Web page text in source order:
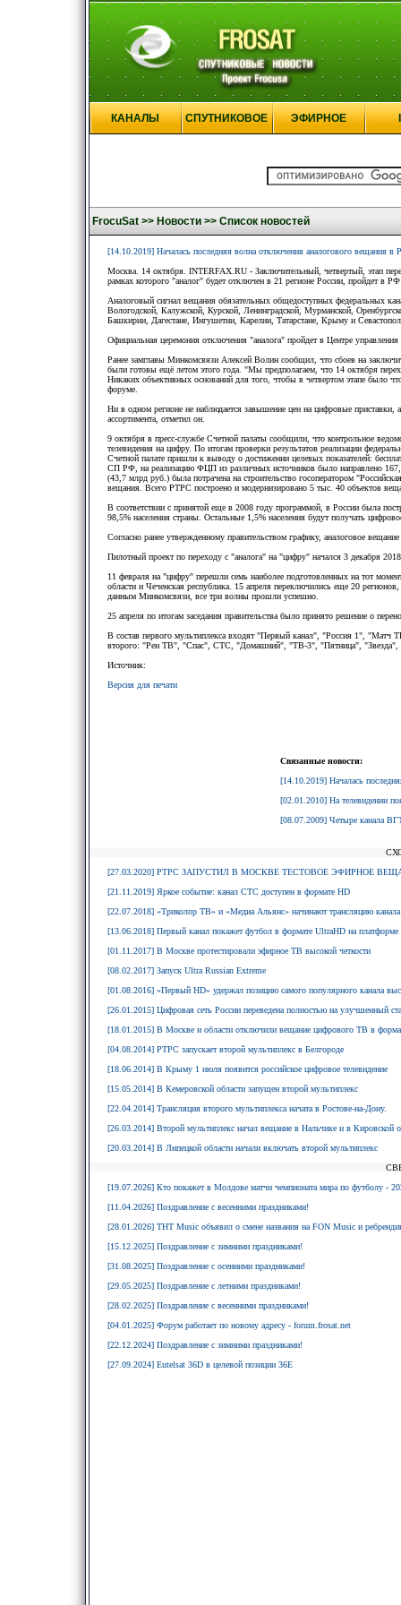
КАНАЛЫ СПУТНИКОВОЕ ЭФИРНОЕ
FrocuSat >> Новости >> Список новостей
[14.10.2019] Началась последняя волна отключения аналогового вещания в
Москва. 14 октября. INTERFAX.RU - Заключительный, четвертый, этап
рамках которого "аналог" будет отключен в 21 регионе России, пройдет в
Аналоговый сигнал вещания обязательных общедоступных федеральных
Вологодской, Калужской, Курской, Ленинградской, Мурманской,
Башкирии, Дагестане, Ингушетии, Карелии, Татарстане, Крыму и
Официальная церемония отключения "аналога" пройдет в Центре
Ранее замглавы Минкомсвязи Алексей Волин сообщил, что сбоев на
были готовы ещё летом этого года. "Мы предполагаем, что 14 октября
Никаких объективных оснований для того, чтобы в четвертом этапе было
форуме.
Ни в одном регионе не наблюдается завышение цен на цифровые приставки,
ассортимента, отметил он.
9 октября в пресс-службе Счетной палаты сообщили, что контрольное
телевидения на цифру. По итогам проверки результатов реализации
Счетной палате пришли к выводу о достижении целевых показателей:
СП РФ, на реализацию ФЦП из различных источников было направлено
(43,7 млрд руб.) была потрачена на строительство госоператором
вещания. Всего РТРС построено и модернизировано 5 тыс. 40 объектов
В соответствии с принятой еще в 2008 году программой, в России была
98,5% населения страны. Остальные 1,5% населения будут получать
Согласно ранее утвержденному правительством графику, аналоговое
Пилотный проект по переходу с "аналога" на "цифру" начался 3 декабря
11 февраля на "цифру" перешли семь наиболее подготовленных на тот
области и Чеченская республика. 15 апреля переключились еще 20
данным Минкомсвязи, все три волны прошли успешно.
25 апреля по итогам заседания правительства было принято решение о
В состав первого мультиплекса входят "Первый канал", "Россия 1",
второго: "Рен ТВ", "Спас", СТС, "Домашний", "ТВ-3", "Пятница",
Источник:
Версия для печати
Связанные новости:
[14.10.2019] Началась
[02.01.2010] На телевидении
[08.07.2009] Четыре канала
[27.03.2020] РТРС ЗАПУСТИЛ В МОСКВЕ ТЕСТОВОЕ ЭФИРНОЕ
[21.11.2019] Яркое событие: канал СТС доступен в формате HD
[22.07.2018] «Триколор ТВ» и «Медиа Альянс» начинают трансляцию
[13.06.2018] Первый канал покажет футбол в формате UltraHD на платформе
[01.11.2017] В Москве протестировали эфирное ТВ высокой четкости
[08.02.2017] Запуск Ultra Russian Extreme
[01.08.2016] «Первый HD» удержал позицию самого популярного канала
[26.01.2015] Цифровая сеть России переведена полностью на улучшенный
[18.01.2015] В Москве и области отключили вещание цифрового ТВ в
[04.08.2014] РТРС запускает второй мультиплекс в Белгороде
[18.06.2014] В Крыму 1 июля появится российское цифровое телевидение
[15.05.2014] В Кемеровской области запущен второй мультиплекс
[22.04.2014] Трансляция второго мультиплекса начата в Ростове-на-Дону.
[26.03.2014] Второй мультиплекс начал вещание в Нальчике и в Кировской
[20.03.2014] В Липецкой области начали включать второй мультиплекс
[19.07.2026] Кто покажет в Молдове матчи чемпионата мира по футболу -
[11.04.2026] Поздравление с весенними праздниками!
[28.01.2026] ТНТ Music объявил о смене названия на FON Music и
[15.12.2025] Поздравление с зимними праздниками!
[31.08.2025] Поздравление с осенними праздниками!
[29.05.2025] Поздравление с летними праздниками!
[28.02.2025] Поздравление с весенними праздниками!
[04.01.2025] Форум работает по новому адресу - forum.frosat.net
[22.12.2024] Поздравление с зимними праздниками!
[27.09.2024] Eutelsat 36D в целевой позиции 36E